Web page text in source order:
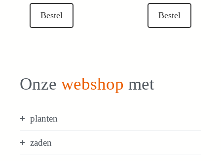
Bestel Bestel
Onze webshop met
planten
zaden